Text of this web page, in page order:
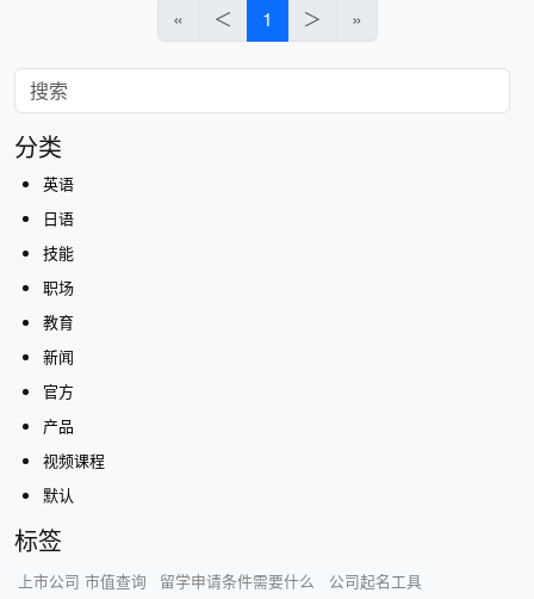
« ＜ 1 ＞ »
分类
英语
日语
技能
职场
教育
新闻
官方
产品
视频课程
默认
标签
上市公司 市值查询 留学申请条件需要什么
公司起名工具